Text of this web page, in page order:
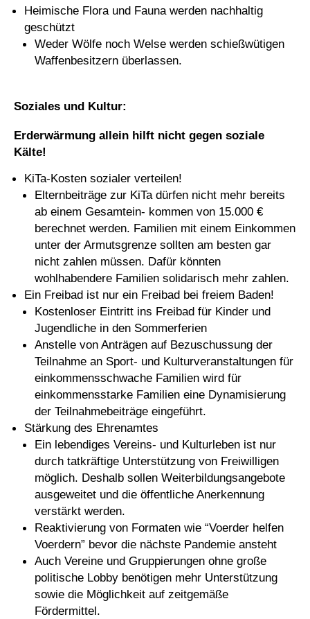
Heimische Flora und Fauna werden nachhaltig
geschützt
Weder Wölfe noch Welse werden schießwütigen
Waffenbesitzern überlassen.
Soziales und Kultur:
Erderwärmung allein hilft nicht gegen soziale
Kälte!
KiTa-Kosten sozialer verteilen!
Elternbeiträge zur KiTa dürfen nicht mehr bereits
ab einem Gesamtein- kommen von 15.000 €
berechnet werden. Familien mit einem Einkommen
unter der Armutsgrenze sollten am besten gar
nicht zahlen müssen. Dafür könnten
wohlhabendere Familien solidarisch mehr zahlen.
Ein Freibad ist nur ein Freibad bei freiem Baden!
Kostenloser Eintritt ins Freibad für Kinder und
Jugendliche in den Sommerferien
Anstelle von Anträgen auf Bezuschussung der
Teilnahme an Sport- und Kulturveranstaltungen für
einkommensschwache Familien wird für
einkommensstarke Familien eine Dynamisierung
der Teilnahmebeiträge eingeführt.
Stärkung des Ehrenamtes
Ein lebendiges Vereins- und Kulturleben ist nur
durch tatkräftige Unterstützung von Freiwilligen
möglich. Deshalb sollen Weiterbildungsangebote
ausgeweitet und die öffentliche Anerkennung
verstärkt werden.
Reaktivierung von Formaten wie “Voerder helfen
Voerdern” bevor die nächste Pandemie ansteht
Auch Vereine und Gruppierungen ohne große
politische Lobby benötigen mehr Unterstützung
sowie die Möglichkeit auf zeitgemäße
Fördermittel.